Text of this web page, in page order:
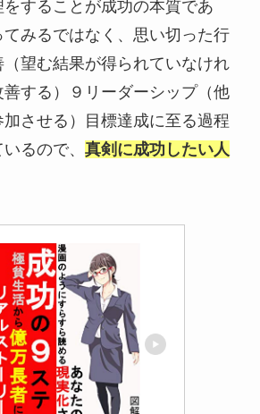
をすることが成功の本質であ
みるではなく、思い切った行
望む結果が得られていなけれ
する）９リーダーシップ（他
加させる）目標達成に至る過程
るので、 真剣に成功したい人